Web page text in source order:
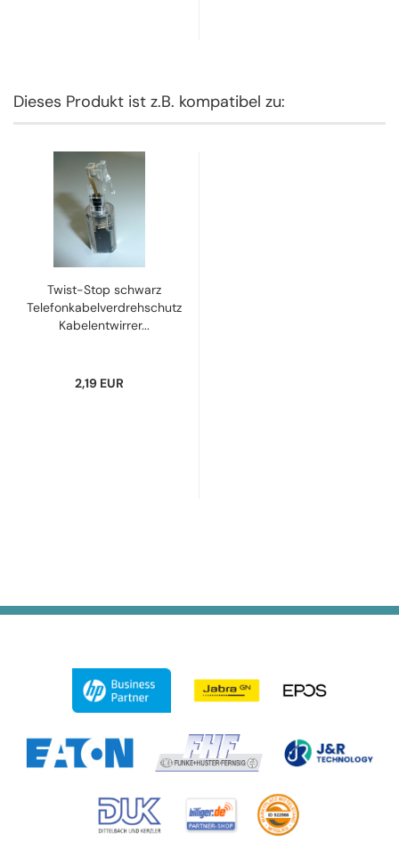
Dieses Produkt ist z.B. kompatibel zu:
Twist-Stop schwarz
Telefonkabelverdrehschutz
Kabelentwirrer...
2,19 EUR